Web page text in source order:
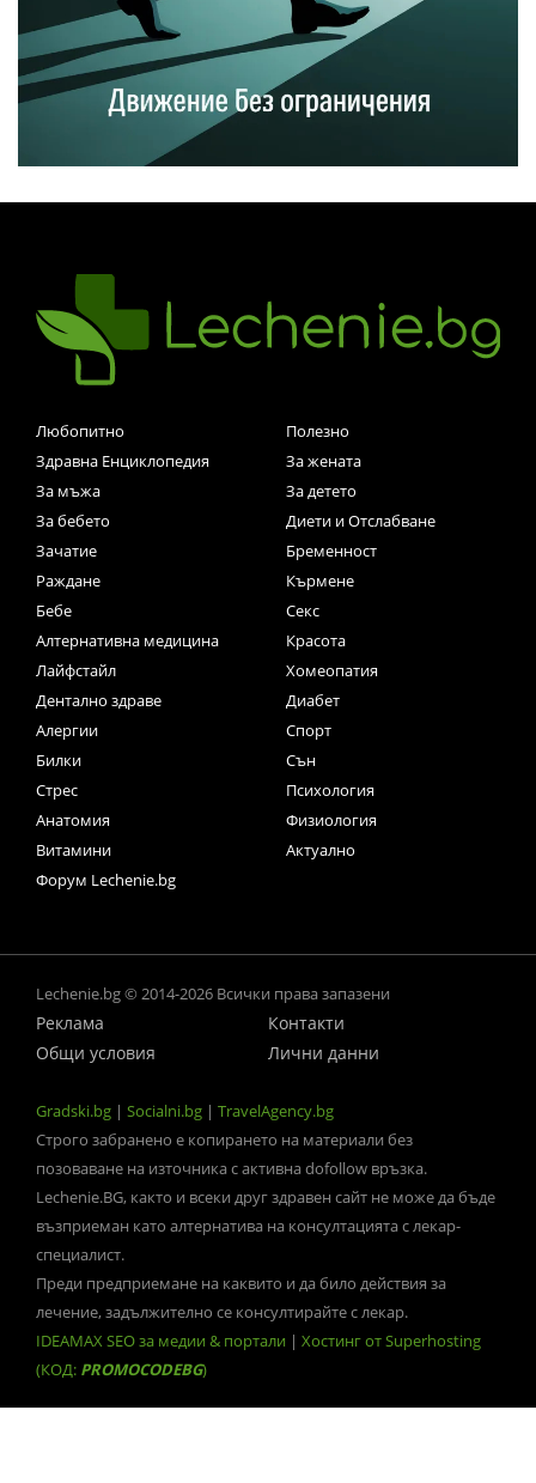
Любопитно
Полезно
Здравна Енциклопедия
За жената
За мъжа
За детето
За бебето
Диети и Отслабване
Зачатие
Бременност
Раждане
Кърмене
Бебе
Секс
Алтернативна медицина
Красота
Лайфстайл
Хомеопатия
Дентално здраве
Диабет
Алергии
Спорт
Билки
Сън
Стрес
Психология
Анатомия
Физиология
Витамини
Актуално
Форум Lechenie.bg
Lechenie.bg © 2014-2026 Всички права запазени
Реклама
Контакти
Общи условия
Лични данни
Gradski.bg | Socialni.bg | TravelAgency.bg
Строго забранено е копирането на материали без
позоваване на източника с активна dofollow връзка.
Lechenie.BG, както и всеки друг здравен сайт не може да бъде
възприеман като алтернатива на консултацията с лекар-
специалист.
Преди предприемане на каквито и да било действия за
лечение, задължително се консултирайте с лекар.
IDEAMAX SEO за медии & портали | Хостинг от Superhosting
(КОД: PROMOCODEBG)